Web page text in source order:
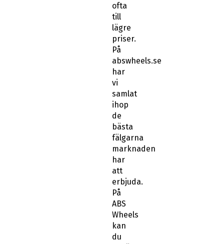
ofta
till
lägre
priser.
På
abswheels.se
har
vi
samlat
ihop
de
bästa
fälgarna
marknaden
har
att
erbjuda.
På
ABS
Wheels
kan
du